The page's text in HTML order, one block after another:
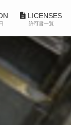
LICENSES
許可書一覧